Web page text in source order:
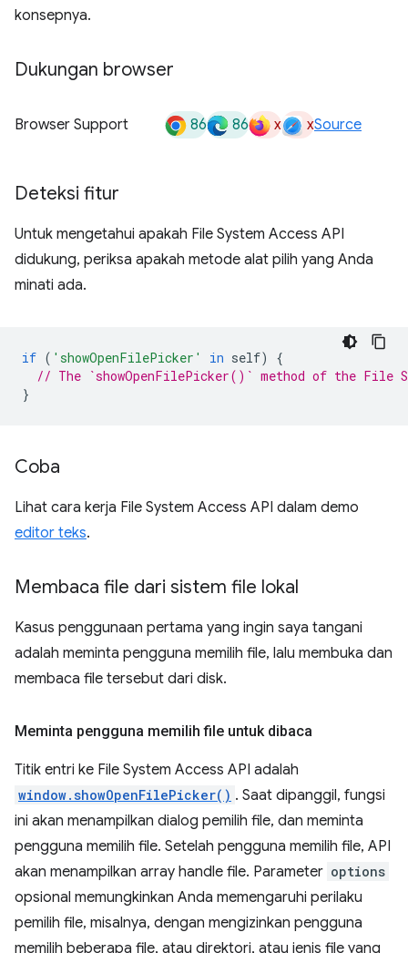
konsepnya.
Dukungan browser
Browser Support 86 86 x xSource
Deteksi fitur
Untuk mengetahui apakah File System Access API
didukung, periksa apakah metode alat pilih yang Anda
minati ada.
if ( 'showOpenFilePicker' in self)
{
// The `showOpenFilePicker()` method of the File
}
Coba
Lihat cara kerja File System Access API dalam demo
editor teks.
Membaca file dari sistem file lokal
Kasus penggunaan pertama yang ingin saya tangani
adalah meminta pengguna memilih file, lalu membuka dan
membaca file tersebut dari disk.
Meminta pengguna memilih file untuk dibaca
Titik entri ke File System Access API adalah
window.showOpenFilePicker() . Saat dipanggil, fungsi
ini akan menampilkan dialog pemilih file, dan meminta
pengguna memilih file. Setelah pengguna memilih file, API
akan menampilkan array handle file. Parameter options
opsional memungkinkan Anda memengaruhi perilaku
pemilih file, misalnya, dengan mengizinkan pengguna
memilih beberapa file, atau direktori, atau jenis file yang